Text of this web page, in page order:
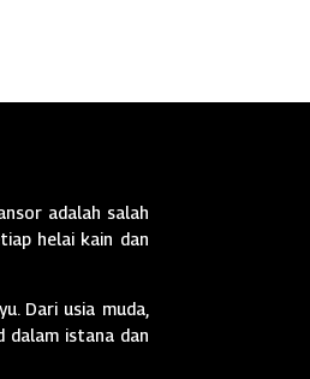
adalah salah
helai kain dan
Dari usia muda,
dalam istana dan